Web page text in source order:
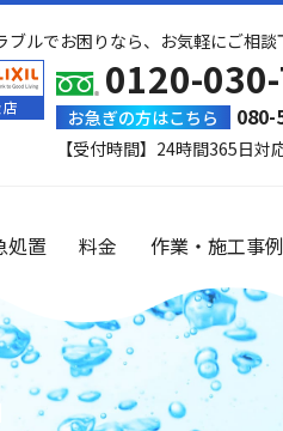
ブルでお困りなら、お気軽にご相談
0120-
お急ぎの方はこちら 080-
【受付時間】24時間365日対
処置 料金 作業・施工事例